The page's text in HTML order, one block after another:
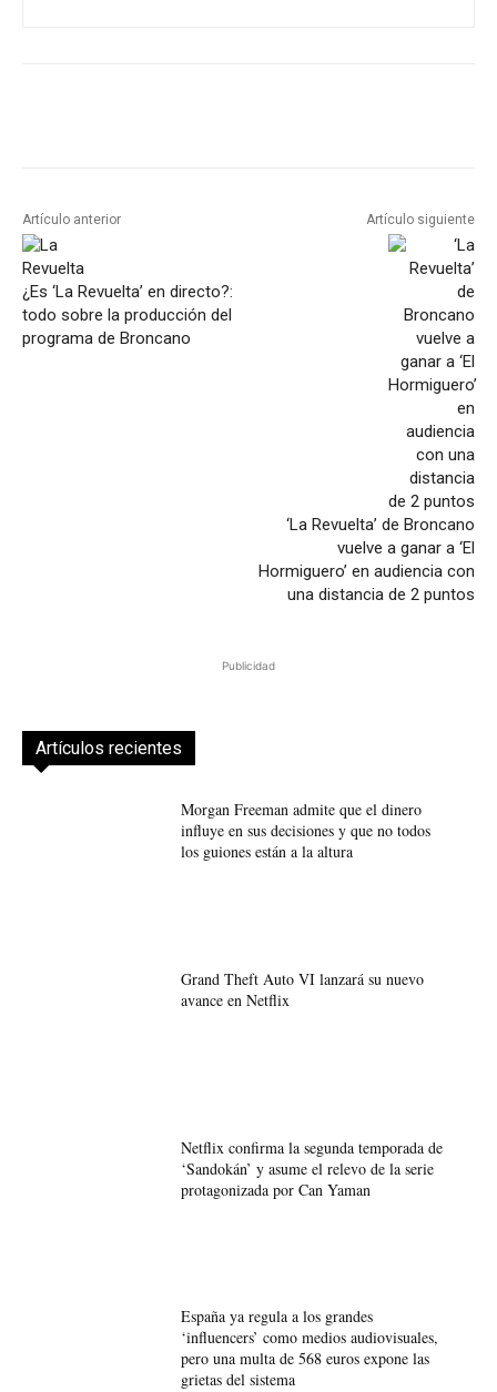
Artículo anterior
¿Es ‘La Revuelta’ en directo?:
todo sobre la producción del
programa de Broncano
Artículo siguiente
‘La Revuelta’ de Broncano
vuelve a ganar a ‘El
Hormiguero’ en audiencia con
una distancia de 2 puntos
Publicidad
Artículos recientes
Morgan Freeman admite que el dinero
influye en sus decisiones y que no todos
los guiones están a la altura
Grand Theft Auto VI lanzará su nuevo
avance en Netflix
Netflix confirma la segunda temporada de
‘Sandokán’ y asume el relevo de la serie
protagonizada por Can Yaman
España ya regula a los grandes
‘influencers’ como medios audiovisuales,
pero una multa de 568 euros expone las
grietas del sistema